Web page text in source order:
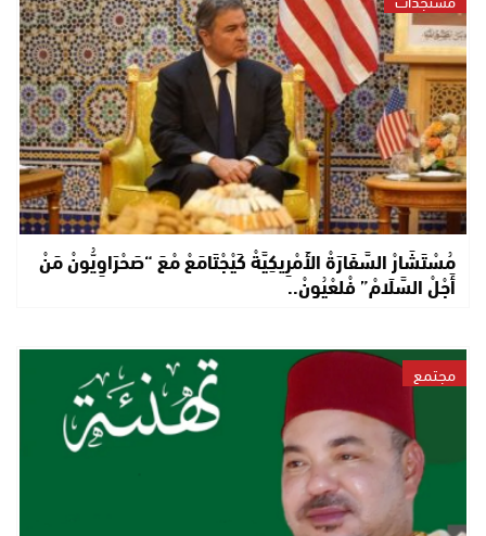
مُسْتَشَارْ السَّفَارَةْ الأَمْرِيكِيَّةْ كَيْجْتَامَعْ مْعَ “صَحْرَاوِيُّونْ مَنْ
أَجْلْ السَّلَامْ” فْلعْيُونْ..
مجتمع